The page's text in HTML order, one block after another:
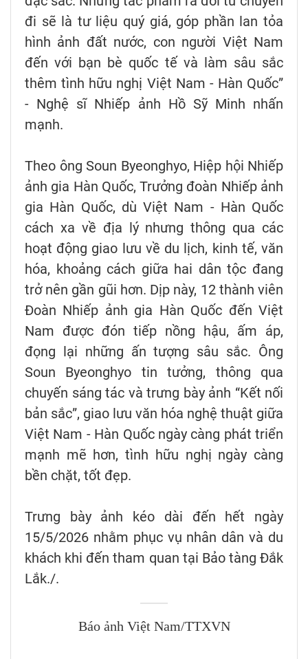
đi sẽ là tư liệu quý giá, góp phần lan tỏa
hình ảnh đất nước, con người Việt Nam
đến với bạn bè quốc tế và làm sâu sắc
thêm tình hữu nghị Việt Nam - Hàn Quốc”
- Nghệ sĩ Nhiếp ảnh Hồ Sỹ Minh nhấn
mạnh.
Theo ông Soun Byeonghyo, Hiệp hội Nhiếp
ảnh gia Hàn Quốc, Trưởng đoàn Nhiếp ảnh
gia Hàn Quốc, dù Việt Nam - Hàn Quốc
cách xa về địa lý nhưng thông qua các
hoạt động giao lưu về du lịch, kinh tế, văn
hóa, khoảng cách giữa hai dân tộc đang
trở nên gần gũi hơn. Dịp này, 12 thành viên
Đoàn Nhiếp ảnh gia Hàn Quốc đến Việt
Nam được đón tiếp nồng hậu, ấm áp,
đọng lại những ấn tượng sâu sắc. Ông
Soun Byeonghyo tin tưởng, thông qua
chuyến sáng tác và trưng bày ảnh “Kết nối
bản sắc”, giao lưu văn hóa nghệ thuật giữa
Việt Nam - Hàn Quốc ngày càng phát triển
mạnh mẽ hơn, tình hữu nghị ngày càng
bền chặt, tốt đẹp.
Trưng bày ảnh kéo dài đến hết ngày
15/5/2026 nhằm phục vụ nhân dân và du
khách khi đến tham quan tại Bảo tàng Đắk
Lắk./.
Báo ảnh Việt Nam/TTXVN